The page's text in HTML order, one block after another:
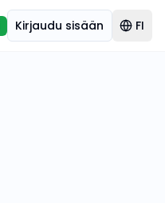
Kirjaudu sisään FI